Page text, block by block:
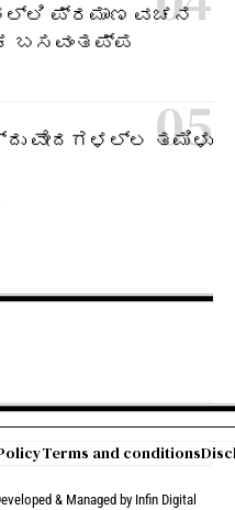
ಪ್ರಮಾಣ ವಚನ
ಬಸವಂತಪ್ಪ
ವೇದಗಳಲ್ಲ ತಮಿಳು
Terms and conditions
& Managed by Infin Digital